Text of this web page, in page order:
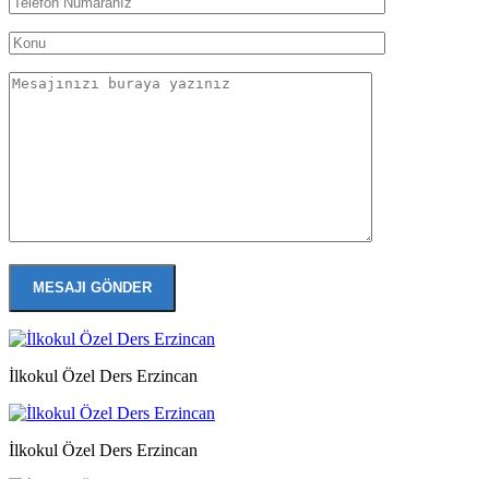
İlkokul Özel Ders Erzincan
İlkokul Özel Ders Erzincan